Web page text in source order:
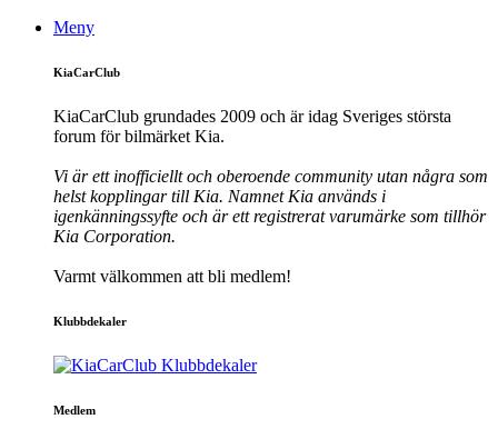
Meny
KiaCarClub
KiaCarClub grundades 2009 och är idag Sveriges största
forum för bilmärket Kia.
Vi är ett inofficiellt och oberoende community utan några som
helst kopplingar till Kia. Namnet Kia används i
igenkänningssyfte och är ett registrerat varumärke som tillhör
Kia Corporation.
Varmt välkommen att bli medlem!
Klubbdekaler
Medlem